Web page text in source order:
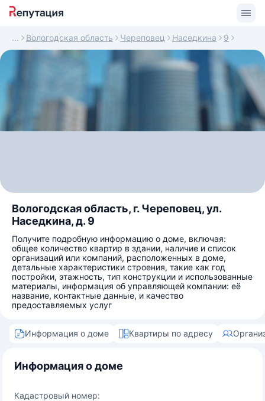
Вологодская область Череповец Наседкина 9
Вологодская область, г. Череповец, ул.
Наседкина, д. 9
Получите подробную информацию о доме, включая:
общее количество квартир в здании, наличие и список
организаций или компаний, расположенных в доме,
детальные характеристики строения, такие как год
постройки, этажность, тип конструкции и использованные
материалы, информация об управляющей компании: её
название, контактные данные, и качество
предоставляемых услуг
Информация о доме Квартиры по адресу
Информация о доме
Кадастровый номер: